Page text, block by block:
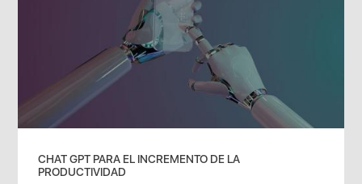
CHAT GPT PARA EL INCREMENTO DE LA
PRODUCTIVIDAD